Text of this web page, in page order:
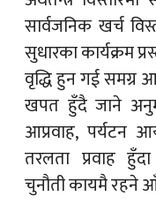
सार्वजनिक खर्च
सुधारका कार्यक्रम
वृद्धि हुन गई समग्र
खपत हुँदै जाने
आप्रवाह, पर्यटन
तरलता प्रवाह
चुनौती कायमै रहने